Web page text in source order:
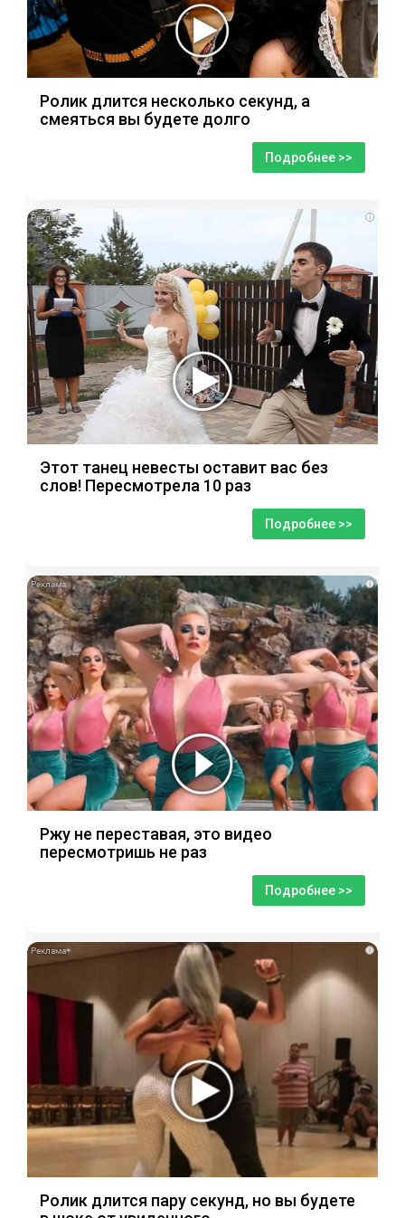
Ролик длится несколько секунд, а
смеяться вы будете долго
Подробнее >>
i
Этот танец невесты оставит вас без
слов! Пересмотрела 10 раз
Подробнее >>
i
Ржу не переставая, это видео
пересмотришь не раз
Подробнее >>
i
Ролик длится пару секунд, но вы будете